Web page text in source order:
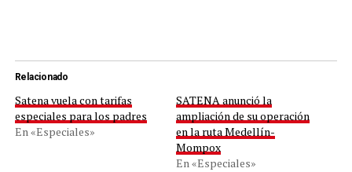
Relacionado
Satena vuela con tarifas
especiales para los padres
En «Especiales»
SATENA anunció la
ampliación de su operación
en la ruta Medellín-
Mompox
En «Especiales»